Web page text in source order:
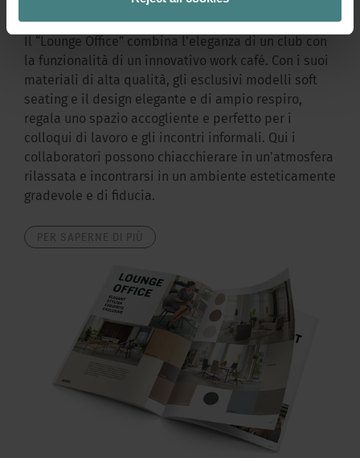
Il “Lounge Office” combina lʼeleganza di un club con
la funzionalità di un innovativo work café. Con i suoi
materiali di alta qualità, gli esclusivi modelli soft
seating e il design elegante e di ampio respiro,
regala uno spazio accogliente e perfetto per i
colloqui di lavoro e gli incontri informali. Qui i
collaboratori possono chiacchierare in unʼatmosfera
rilassata e incontrarsi in un ambiente esteticamente
gradevole e di fiducia.